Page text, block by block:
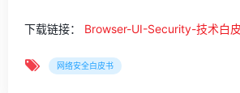
下载链接： Browser-UI-Security-技术白
网络安全白皮书